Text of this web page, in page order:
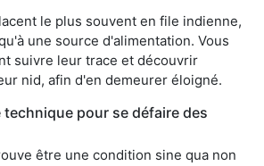
le plus souvent en file indienne,
une source d'alimentation. Vous
suivre leur trace et découvrir
nid, afin d'en demeurer éloigné.
technique pour se défaire des
être une condition sine qua non